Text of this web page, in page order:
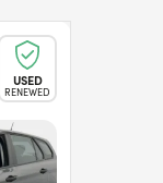
USED
RENEWED